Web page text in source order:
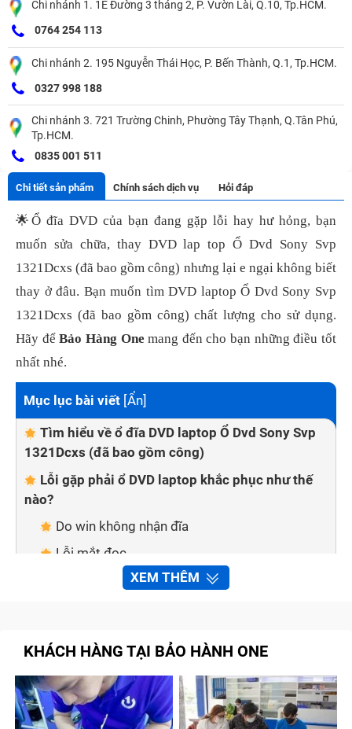
Chi nhánh 1. 1E Đường 3 tháng 2, P. Vườn Lài, Q.10, Tp.HCM.
0764 254 113
Chi nhánh 2. 195 Nguyễn Thái Học, P. Bến Thành, Q.1, Tp.HCM.
0327 998 188
Chi nhánh 3. 721 Trường Chinh, Phường Tây Thạnh, Q.Tân Phú,
Tp.HCM.
0835 001 511
Chi tiết sản phẩm Chính sách dịch vụ Hỏi đáp
🌟 Ổ đĩa DVD của bạn đang gặp lỗi hay hư hỏng, bạn
muốn sửa chữa, thay DVD lap top Ổ Dvd Sony Svp
1321Dcxs (đã bao gồm công) nhưng lại e ngại không biết
thay ở đâu. Bạn muốn tìm DVD laptop Ổ Dvd Sony Svp
1321Dcxs (đã bao gồm công) chất lượng cho sử dụng.
Hãy đểBảo Hàng One mang đến cho bạn những điều tốt
nhất nhé.
Mục lục bài viết [Ẩn]
Tìm hiểu về ổ đĩa DVD laptop Ổ Dvd Sony Svp
1321Dcxs (đã bao gồm công)
Lỗi gặp phải ổ DVD laptop khắc phục như thế
nào?
Do win không nhận đĩa
Lỗi mắt đọc
Lỗi phần cứng của ổ đĩa DVD laptop Ổ Dvd
1321Dcxs (đã bao gồm công) bao nhiêu?
Tìm hiểu về ổ đĩa DVD laptop Ổ Dvd
Sony Svp 1321Dcxs (đã bao gồm công)
XEM THÊM
KHÁCH HÀNG TẠI BẢO HÀNH ONE